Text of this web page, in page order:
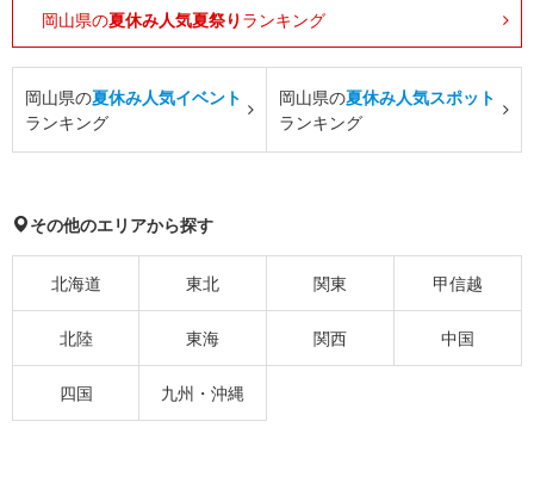
岡山県の夏休み人気夏祭り ランキング
岡山県の夏休み人気イベント
ランキング
岡山県の夏休み人気スポット
ランキング
その他のエリアから探す
北海道 東北 関東 甲信越
北陸 東海 関西 中国
四国 九州・沖縄